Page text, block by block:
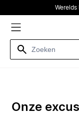
Werelds
Onze